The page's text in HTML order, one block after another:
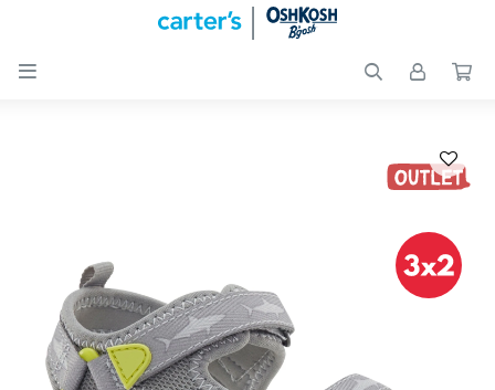

Nuevos
Peques
Calzado
Club
Carter